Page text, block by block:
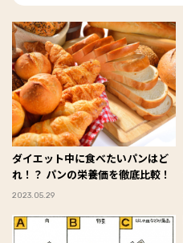
ダイエット中に食べたいパンはど
れ！？ パンの栄養価を徹底比較！
2023.05.29